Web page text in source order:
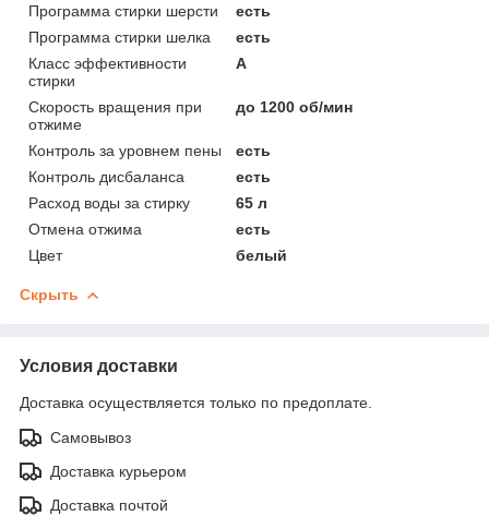
Программа стирки шерсти
есть
Программа стирки шелка
есть
Класс эффективности
стирки
A
Скорость вращения при
отжиме
до 1200 об/мин
Контроль за уровнем пены
есть
Контроль дисбаланса
есть
Расход воды за стирку
65 л
Отмена отжима
есть
Цвет
белый
Скрыть
Условия доставки
Доставка осуществляется только по предоплате.
Самовывоз
Доставка курьером
Доставка почтой